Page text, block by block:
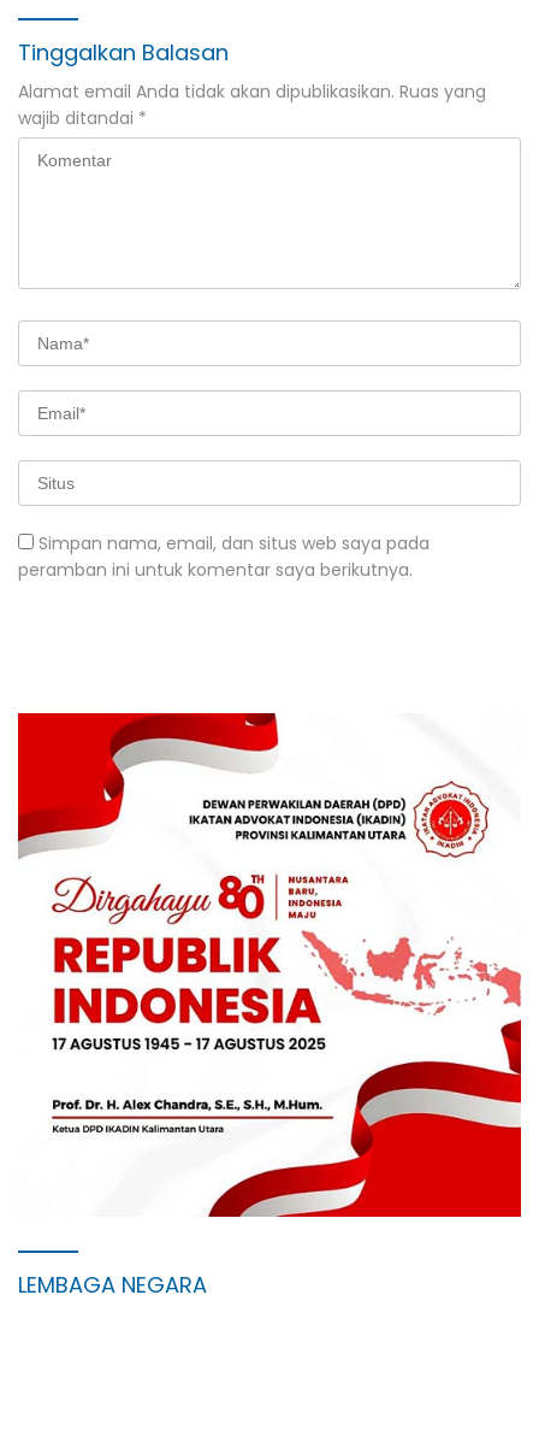
Tinggalkan Balasan
Alamat email Anda tidak akan dipublikasikan. Ruas yang
wajib ditandai *
Simpan nama, email, dan situs web saya pada
peramban ini untuk komentar saya berikutnya.
LEMBAGA NEGARA